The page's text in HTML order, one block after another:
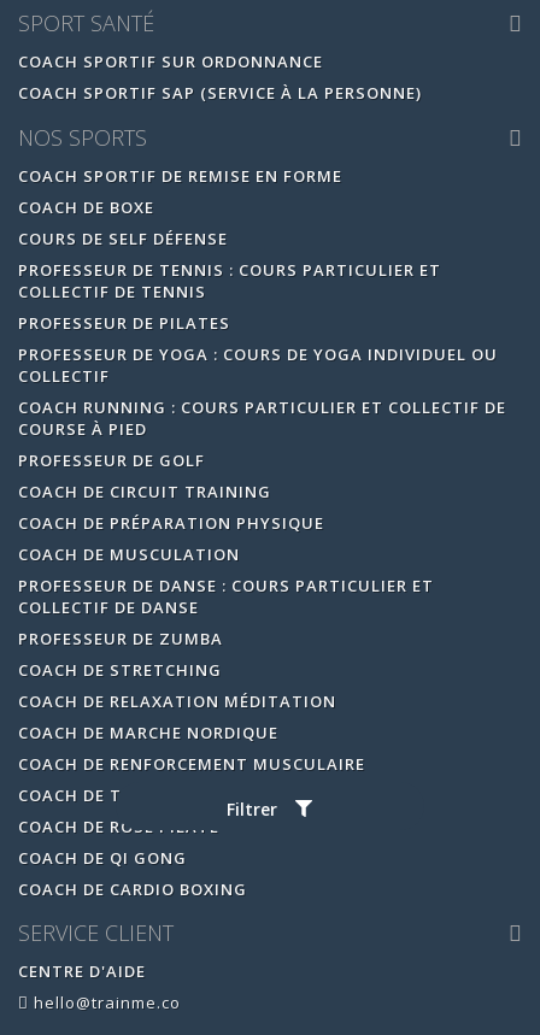
Filtrer
SPORT SANTÉ
COACH SPORTIF SUR ORDONNANCE
COACH SPORTIF SAP (SERVICE À LA PERSONNE)
NOS SPORTS
COACH SPORTIF DE REMISE EN FORME
COACH DE BOXE
COURS DE SELF DÉFENSE
PROFESSEUR DE TENNIS : COURS PARTICULIER ET
COLLECTIF DE TENNIS
PROFESSEUR DE PILATES
PROFESSEUR DE YOGA : COURS DE YOGA INDIVIDUEL OU
COLLECTIF
COACH RUNNING : COURS PARTICULIER ET COLLECTIF DE
COURSE À PIED
PROFESSEUR DE GOLF
COACH DE CIRCUIT TRAINING
COACH DE PRÉPARATION PHYSIQUE
COACH DE MUSCULATION
PROFESSEUR DE DANSE : COURS PARTICULIER ET
COLLECTIF DE DANSE
PROFESSEUR DE ZUMBA
COACH DE STRETCHING
COACH DE RELAXATION MÉDITATION
COACH DE MARCHE NORDIQUE
COACH DE RENFORCEMENT MUSCULAIRE
COACH DE TAI CHI
COACH DE ROSE PILATE
COACH DE QI GONG
COACH DE CARDIO BOXING
SERVICE CLIENT
CENTRE D'AIDE
hello@trainme.co